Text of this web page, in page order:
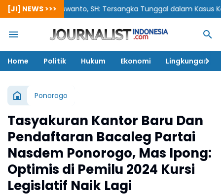
[JI] NEWS >>>
Siswanto, SH: Tersangka Tunggal dalam Kasus Korupsi
Home Politik Hukum Ekonomi Lingkungan
Ponorogo
Tasyakuran Kantor Baru Dan
Pendaftaran Bacaleg Partai
Nasdem Ponorogo, Mas Ipong:
Optimis di Pemilu 2024 Kursi
Legislatif Naik Lagi